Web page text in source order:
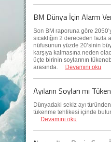
BM Dünya İçin Alarm
Son BM raporuna göre
sıcaklığın 2 dereceden fazla
nüfusunun yüzde 20’sinin
karşıya kalmasına neden
üçte birinin soylarının
arasında.
Devamını oku
Ayıların Soyları mı
Dünyadaki sekiz ayı türünden
tükenme tehlikesi içinde
Devamını oku